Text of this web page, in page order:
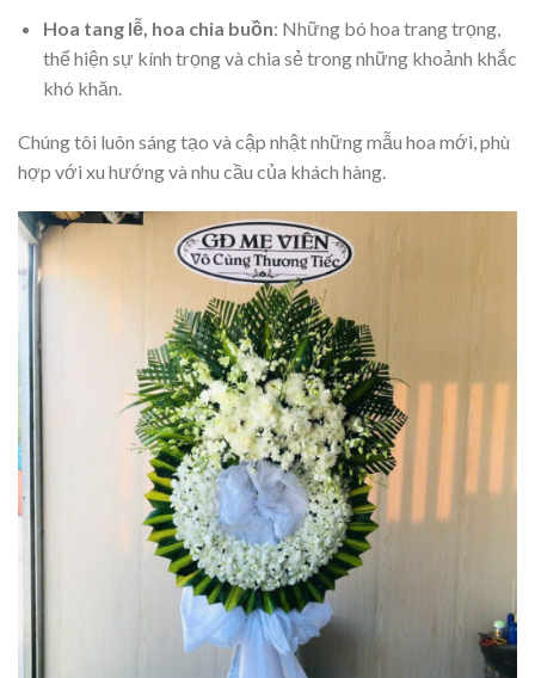
Hoa tang lễ, hoa chia buồn: Những bó hoa trang trọng,
thể hiện sự kính trọng và chia sẻ trong những khoảnh khắc
khó khăn.
Chúng tôi luôn sáng tạo và cập nhật những mẫu hoa mới, phù
hợp với xu hướng và nhu cầu của khách hàng.